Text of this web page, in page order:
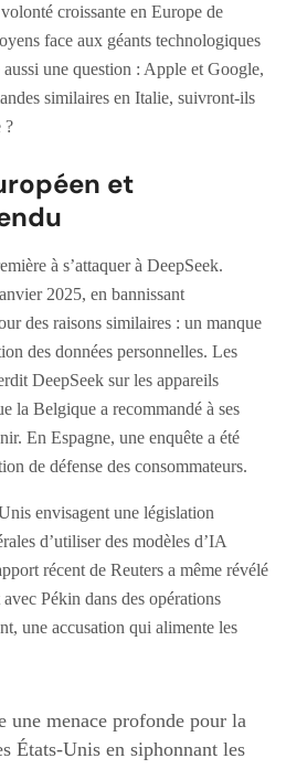
croissante en Europe de
face aux géants technologiques
une question : Apple et Google,
similaires en Italie, suivront-ils
?
et
à s’attaquer à DeepSeek.
2025, en bannissant
des raisons similaires : un manque
des données personnelles. Les
DeepSeek sur les appareils
la Belgique a recommandé à ses
En Espagne, une enquête a été
de défense des consommateurs.
envisagent une législation
d’utiliser des modèles d’IA
récent de Reuters a même révélé
Pékin dans des opérations
une accusation qui alimente les
une menace profonde pour la
États-Unis en siphonnant les